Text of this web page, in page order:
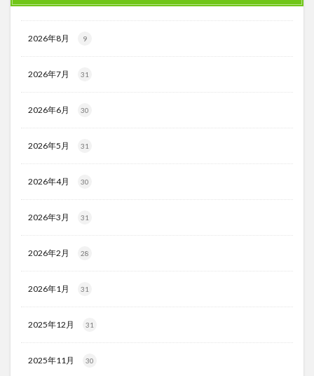
2026年8月 9
2026年7月 31
2026年6月 30
2026年5月 31
2026年4月 30
2026年3月 31
2026年2月 28
2026年1月 31
2025年12月 31
2025年11月 30